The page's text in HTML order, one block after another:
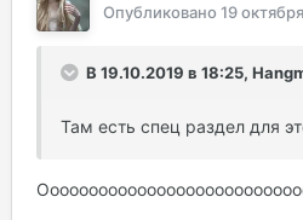
Опубликовано 19
В 19.10.2019 в 18:25,
Там есть спец раздел для